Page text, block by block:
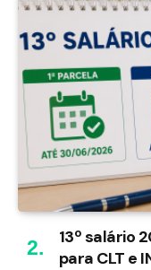
13º salário
para CLT e